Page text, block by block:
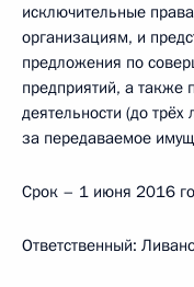
исключительные
организациям, и
предложения по
предприятий, а
деятельности (до
за передаваемое
Срок – 1 июня 2016
Ответственный: